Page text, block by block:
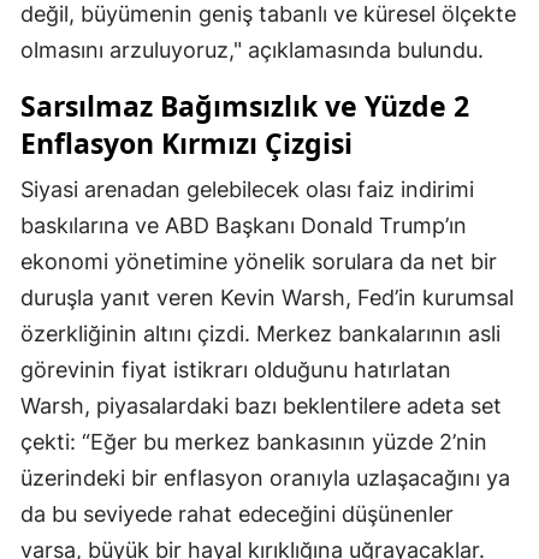
değil, büyümenin geniş tabanlı ve küresel ölçekte
olmasını arzuluyoruz," açıklamasında bulundu.
Sarsılmaz Bağımsızlık ve Yüzde 2
Enflasyon Kırmızı Çizgisi
Siyasi arenadan gelebilecek olası faiz indirimi
baskılarına ve ABD Başkanı Donald Trump’ın
ekonomi yönetimine yönelik sorulara da net bir
duruşla yanıt veren Kevin Warsh, Fed’in kurumsal
özerkliğinin altını çizdi. Merkez bankalarının asli
görevinin fiyat istikrarı olduğunu hatırlatan
Warsh, piyasalardaki bazı beklentilere adeta set
çekti: “Eğer bu merkez bankasının yüzde 2’nin
üzerindeki bir enflasyon oranıyla uzlaşacağını ya
da bu seviyede rahat edeceğini düşünenler
varsa, büyük bir hayal kırıklığına uğrayacaklar.